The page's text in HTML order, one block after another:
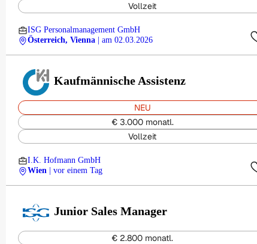
Vollzeit
ISG Personalmanagement GmbH
Österreich, Vienna
| am 02.03.2026
Kaufmännische Assistenz
NEU
€ 3.000 monatl.
Vollzeit
I.K. Hofmann GmbH
Wien
| vor einem Tag
Junior Sales Manager
€ 2.800 monatl.